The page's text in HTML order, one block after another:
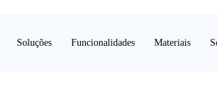
Soluções Funcionalidades Materiais